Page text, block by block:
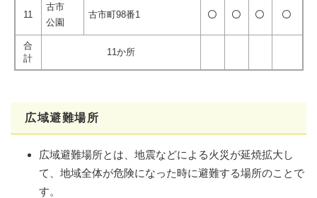
11
古市
公園
古市町98番1 〇 〇 〇 〇
合
計
11か所
広域避難場所
広域避難場所とは、地震などによる火災が延焼拡大し
て、地域全体が危険になった時に避難する場所のことで
す。